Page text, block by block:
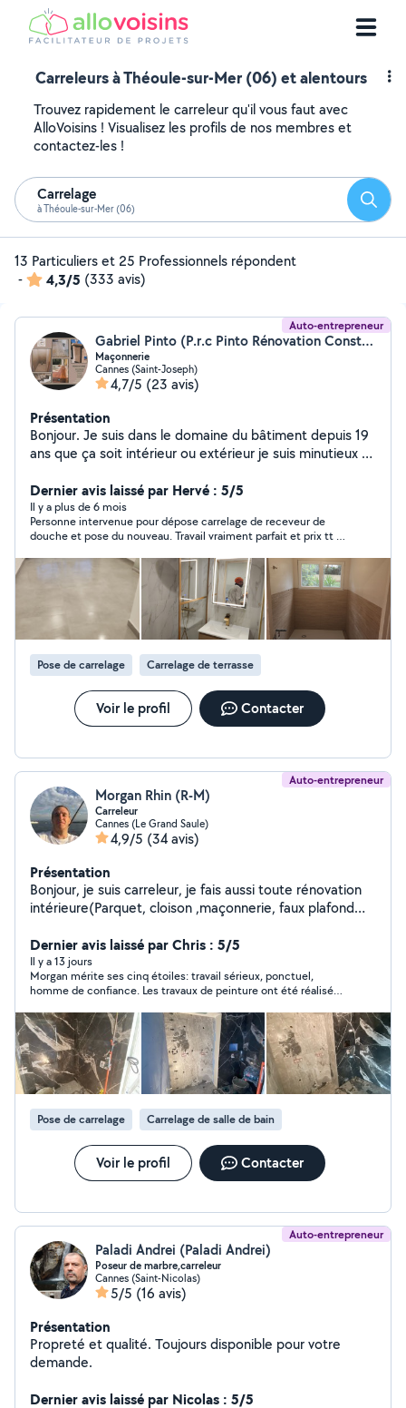
Carreleurs à Théoule-sur-Mer (06) et alentours
Trouvez rapidement le carreleur qu'il vous faut avec
AlloVoisins ! Visualisez les profils de nos membres et
contactez-les !
Carrelage
à Théoule-sur-Mer (06)
13 Particuliers et 25 Professionnels répondent
-
4,3/5 (333 avis)
Auto-entrepreneur
Gabriel Pinto (P.r.c Pinto Rénovation Construction)
Maçonnerie
Cannes (Saint-Joseph)
4,7/5 (23 avis)
Présentation
Bonjour. Je suis dans le domaine du bâtiment depuis 19
ans que ça soit intérieur ou extérieur je suis minutieux et
besoins.
Dernier avis laissé par Hervé : 5/5
Il y a plus de 6 mois
Personne intervenue pour dépose carrelage de receveur de
douche et pose du nouveau. Travail vraiment parfait et prix tt à
l’écoute. De plus ce qui ne gâche rien très ponctuel et
sympathique. Je le recommande très chaudement.
Pose de carrelage Carrelage de terrasse
Voir le profil Contacter
Auto-entrepreneur
Morgan Rhin (R-M)
Carreleur
Cannes (Le Grand Saule)
4,9/5 (34 avis)
Présentation
Bonjour, je suis carreleur, je fais aussi toute rénovation
intérieure(Parquet, cloison ,maçonnerie, faux plafond
Plombier, électricien, peintre, staffeur, jardinier. J’essaye
toujours de trouver une solution au mieux avec mes
clients, Que ce soit budget ou idées. Travail propre et
soigneux. Mes coordonnées:07.69.60.56.58
Cordialement
Dernier avis laissé par Chris : 5/5
Il y a 13 jours
Morgan mérite ses cinq étoiles: travail sérieux, ponctuel,
homme de confiance. Les travaux de peinture ont été réalisés
journée, Morgan venait à 5h du matin!), et le résultat est
impeccable. Autant que la pose d'un carrelage mural en
intérieur dont le résultat est nickel. Pour le reste, Morgan a
réalisé des travaux de maçonnerie et de modification d'une
évacuation d'eau pluviale: travail parfait! Bref, je conseille sans
condition, et j'aurai grand plaisir à solliciter à nouveau Morgan
pour des travaux futurs.
Pose de carrelage
Carrelage de salle de bain
Voir le profil Contacter
Auto-entrepreneur
Paladi Andrei (Paladi Andrei)
Poseur de marbre,carreleur
Cannes (Saint-Nicolas)
5/5 (16 avis)
Présentation
Propreté et qualité. Toujours disponible pour votre
demande.
Dernier avis laissé par Nicolas : 5/5